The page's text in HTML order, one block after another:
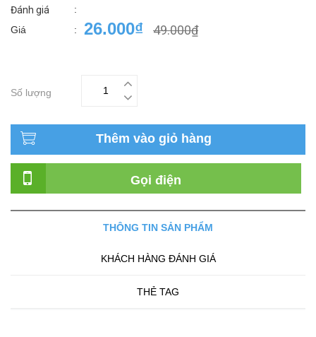
Đánh giá
:
Giá
: 26.000₫ 49.000₫
Số lượng
Thêm vào giỏ hàng
Gọi điện
THÔNG TIN SẢN PHẨM
KHÁCH HÀNG ĐÁNH GIÁ
THẺ TAG